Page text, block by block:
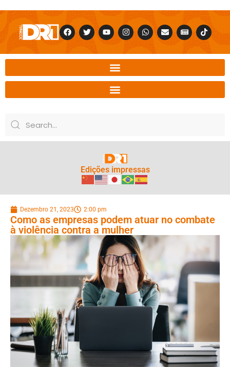
Edições impressas
Dezembro 21, 2023 2:00 pm
Como as empresas podem atuar no combate
à violência contra a mulher